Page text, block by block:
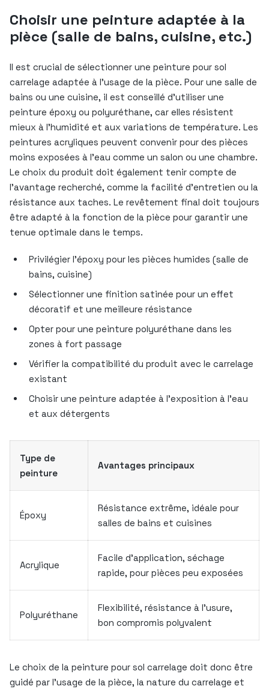
Choisir une peinture adaptée à la
pièce (salle de bains, cuisine, etc.)
Il est crucial de sélectionner une peinture pour sol
carrelage adaptée à l’usage de la pièce. Pour une salle de
bains ou une cuisine, il est conseillé d’utiliser une
peinture époxy ou polyuréthane, car elles résistent
mieux à l’humidité et aux variations de température. Les
peintures acryliques peuvent convenir pour des pièces
moins exposées à l’eau comme un salon ou une chambre.
Le choix du produit doit également tenir compte de
l’avantage recherché, comme la facilité d’entretien ou la
résistance aux taches. Le revêtement final doit toujours
être adapté à la fonction de la pièce pour garantir une
tenue optimale dans le temps.
Privilégier l’époxy pour les pièces humides (salle de
bains, cuisine)
Sélectionner une finition satinée pour un effet
décoratif et une meilleure résistance
Opter pour une peinture polyuréthane dans les
zones à fort passage
Vérifier la compatibilité du produit avec le carrelage
existant
Choisir une peinture adaptée à l’exposition à l’eau
et aux détergents
Type de
peinture
Avantages principaux
Époxy
Résistance extrême, idéale pour
salles de bains et cuisines
Acrylique
Facile d’application, séchage
rapide, pour pièces peu exposées
Polyuréthane
Flexibilité, résistance à l’usure,
bon compromis polyvalent
Le choix de la peinture pour sol carrelage doit donc être
guidé par l’usage de la pièce, la nature du carrelage et